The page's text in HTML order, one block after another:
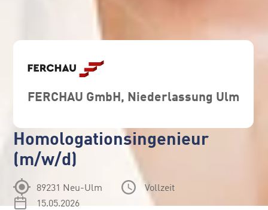
FERCHAU GmbH, Niederlassung Ulm
Homologationsingenieur
(m/w/d)
89231 Neu-Ulm
Vollzeit
15.05.2026